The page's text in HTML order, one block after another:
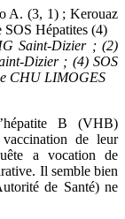
A. (3, 1) ; Kerouaz
Hépatites (4)
Saint-Dizier ; (2)
Dizier ; (4) SOS
CHU LIMOGES
B (VHB)
de leur
a vocation de
Il semble bien
de Santé) ne